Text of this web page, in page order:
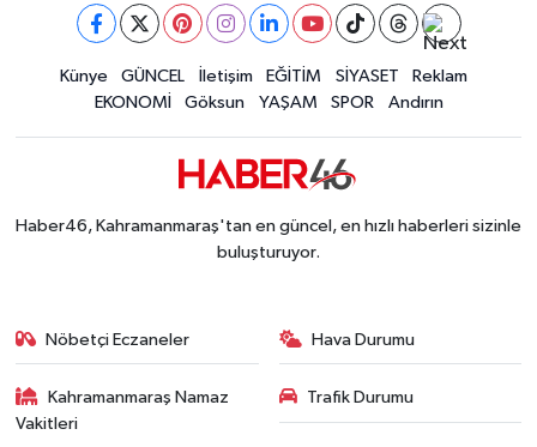
Kahramanmaraş'ta Pusula Maraş Eğitim
Kahramanmaraş'ta Tarım İçin Su Seferberliği
20:02 |Kahramanmaraş'ta 5 Kilometrelik Yolda Sıcak
Künye GÜNCEL İletişim EĞİTİM SİYASET
Reklam
EKONOMİ
Göksun YAŞAM SPOR Andırın
Haber46, Kahramanmaraş'tan en güncel, en hızlı haberleri sizinle
buluşturuyor.
Nöbetçi Eczaneler Hava Durumu
Kahramanmaraş Namaz
Vakitleri
Trafik Durumu